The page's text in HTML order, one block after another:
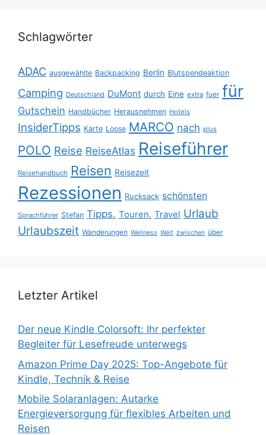
Schlagwörter
ADAC ausgewählte Backpacking Berlin Blutspendeaktion
Camping Deutschland DuMont durch Eine extra fuer für
Gutschein Handbücher Herausnehmen Hotels
InsiderTipps Karte Loose MARCO nach plus
POLO Reise ReiseAtlas Reiseführer
Reisehandbuch Reisen Reisezeit
Rezessionen Rucksack schönsten
Sprachführer Stefan Tipps. Touren. Travel Urlaub
Urlaubszeit Wanderungen Wellness Welt zwischen über
Letzter Artikel
Der neue Kindle Colorsoft: Ihr perfekter
Begleiter für Lesefreude unterwegs
Amazon Prime Day 2025: Top-Angebote für
Kindle, Technik & Reise
Mobile Solaranlagen: Autarke
Energieversorgung für flexibles Arbeiten und
Reisen